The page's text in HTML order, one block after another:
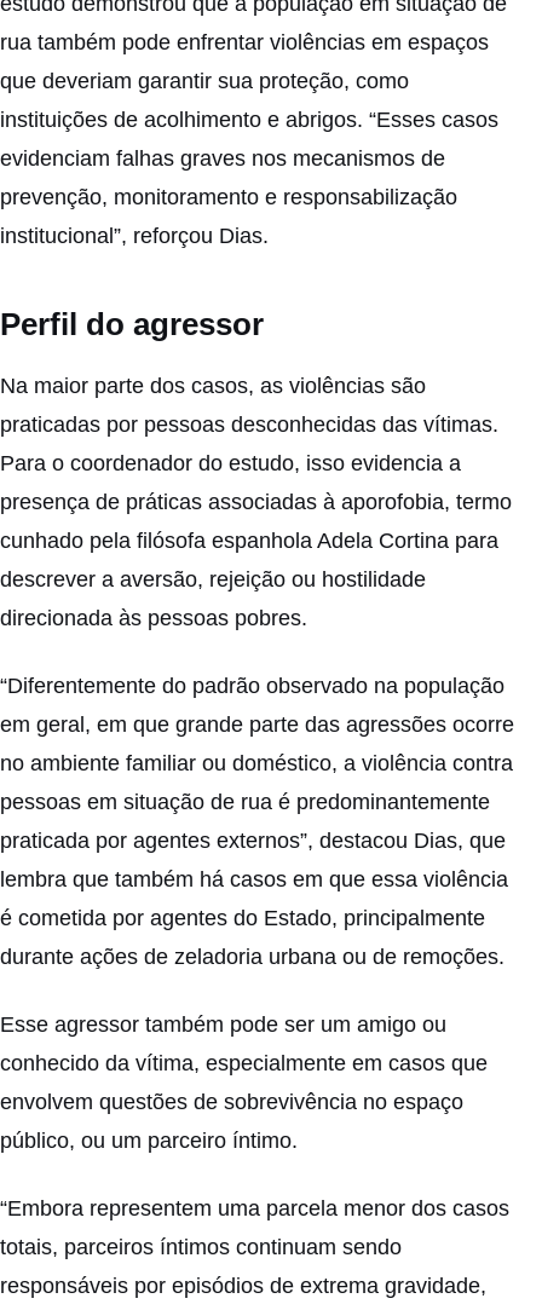
rua também pode enfrentar violências em espaços
que deveriam garantir sua proteção, como
instituições de acolhimento e abrigos. “Esses casos
evidenciam falhas graves nos mecanismos de
prevenção, monitoramento e responsabilização
institucional”, reforçou Dias.
Perfil do agressor
Na maior parte dos casos, as violências são
praticadas por pessoas desconhecidas das vítimas.
Para o coordenador do estudo, isso evidencia a
presença de práticas associadas à aporofobia, termo
cunhado pela filósofa espanhola Adela Cortina para
descrever a aversão, rejeição ou hostilidade
direcionada às pessoas pobres.
“Diferentemente do padrão observado na população
em geral, em que grande parte das agressões ocorre
no ambiente familiar ou doméstico, a violência contra
pessoas em situação de rua é predominantemente
praticada por agentes externos”, destacou Dias, que
lembra que também há casos em que essa violência
é cometida por agentes do Estado, principalmente
durante ações de zeladoria urbana ou de remoções.
Esse agressor também pode ser um amigo ou
conhecido da vítima, especialmente em casos que
envolvem questões de sobrevivência no espaço
público, ou um parceiro íntimo.
“Embora representem uma parcela menor dos casos
totais, parceiros íntimos continuam sendo
responsáveis por episódios de extrema gravidade,